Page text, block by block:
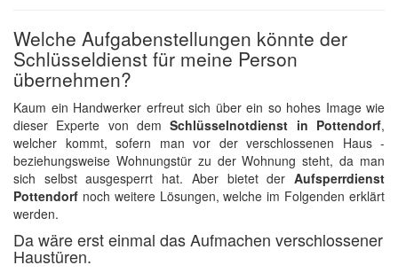
Welche Aufgabenstellungen könnte der
Schlüsseldienst für meine Person
übernehmen?
Kaum ein Handwerker erfreut sich über ein so hohes Image wie
dieser Experte von demSchlüsselnotdienst in Pottendorf,
welcher kommt, sofern man vor der verschlossenen Haus -
beziehungsweise Wohnungstür zu der Wohnung steht, da man
sich selbst ausgesperrt hat. Aber bietet der Aufsperrdienst
Pottendorf noch weitere Lösungen, welche im Folgenden erklärt
werden.
Da wäre erst einmal das Aufmachen verschlossener
Haustüren.